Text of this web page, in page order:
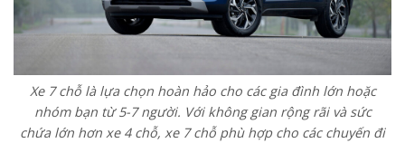
Xe 7 chỗ là lựa chọn hoàn hảo cho các gia đình lớn hoặc
nhóm bạn từ 5-7 người. Với không gian rộng rãi và sức
chứa lớn hơn xe 4 chỗ, xe 7 chỗ phù hợp cho các chuyến đi